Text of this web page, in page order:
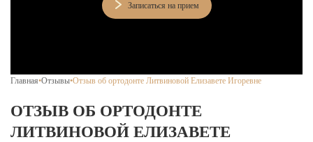
Самолигирующие брекеты
Брекеты на нижнюю челюсть
Ортодонтия
Записаться на прием
Главная•Отзывы•Отзыв об ортодонте Литвиновой Елизавете Игоревне
ОТЗЫВ ОБ ОРТОДОНТЕ
ЛИТВИНОВОЙ ЕЛИЗАВЕТЕ